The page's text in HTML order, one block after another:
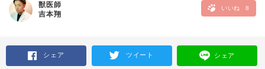
獣医師
吉本翔
いいね 8
シェア ツイート シェア